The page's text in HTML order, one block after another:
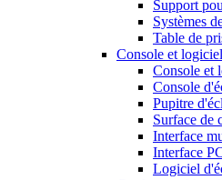
Support
Systèmes
Table de
Console et
Console et
Console
Pupitre
Surface de
Interface
Interface
Logiciel